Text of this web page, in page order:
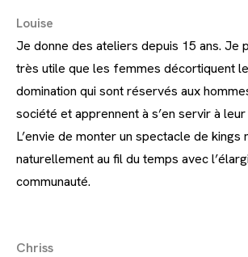
Louise
Je donne des ateliers depuis 15 ans. Je
très utile que les femmes décortiquent
domination qui sont réservés aux
société et apprennent à s’en servir à
L’envie de monter un spectacle de kings
naturellement au fil du temps avec
communauté.
Chriss